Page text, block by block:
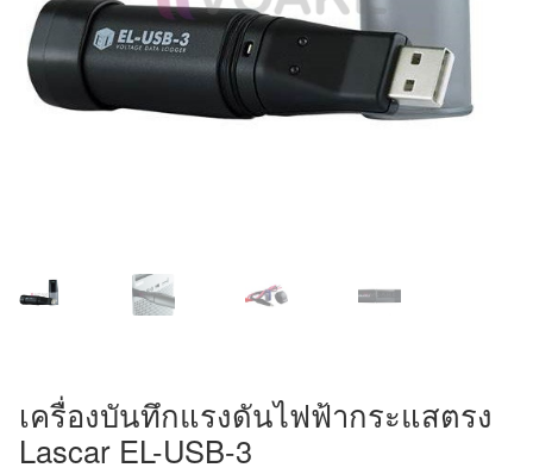
เครื่องบันทึกแรงดันไฟฟ้ากระแสตรง
Lascar EL-USB-3